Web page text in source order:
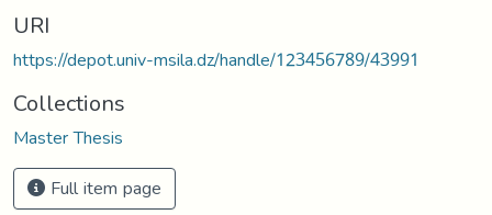
URI
https://depot.univ-msila.dz/handle/123456789/43991
Collections
Master Thesis
Full item page